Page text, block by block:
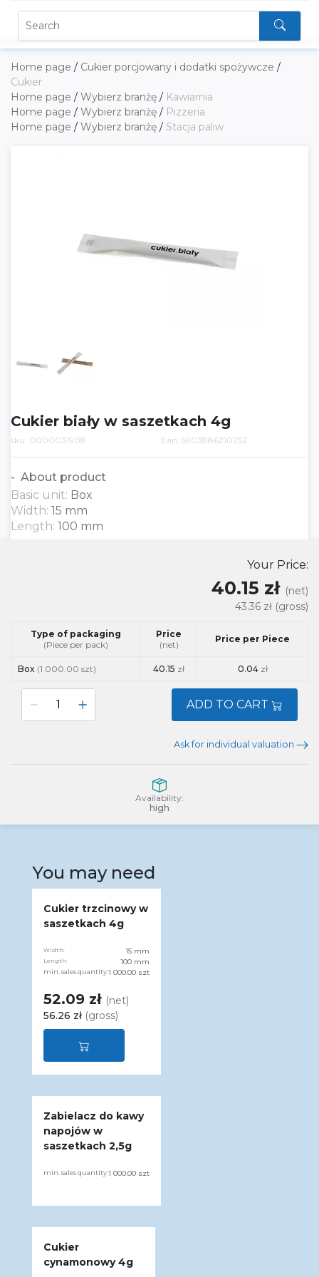
Home page / Cukier porcjowany i dodatki spożywcze /
Cukier
Home page / Wybierz branżę / Kawiarnia
Home page / Wybierz branżę / Pizzeria
Home page / Wybierz branżę / Stacja paliw
Cukier biały w saszetkach 4g
sku: 0000031908 Ean: 5903886210752
About product
Basic unit: Box
Width: 15 mm
Length: 100 mm
Your Price:
40.15 zł (net)
43.36 zł (gross)
Type of packaging
(Piece per pack)
Price
(net)
Price per Piece
Box (1 000.00 szt) 40.15 zł 0.04 zł
ADD TO CART
Ask for individual valuation
Availability:
high
You may need
Cukier trzcinowy w
saszetkach 4g
Width: 15 mm
Length: 100 mm
min. sales quantity:1 000.00 szt
52.09 zł (net)
56.26 zł (gross)
Zabielacz do kawy
napojów w
saszetkach 2,5g
min. sales quantity:1 000.00 szt
Cukier
cynamonowy 4g